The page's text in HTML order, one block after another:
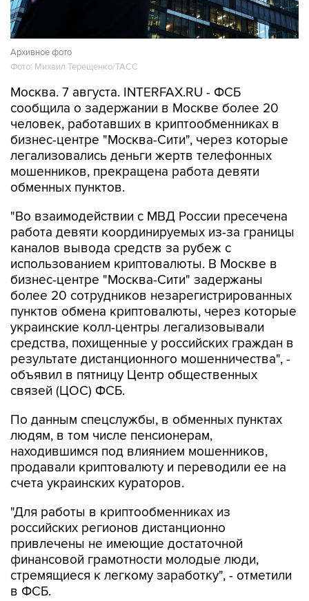
Архивное фото
Фото: Михаил Терещенко/ТАСС
Москва. 7 августа. INTERFAX.RU - ФСБ
сообщила о задержании в Москве более 20
человек, работавших в криптообменниках в
бизнес-центре "Москва-Сити", через которые
легализовались деньги жертв телефонных
мошенников, прекращена работа девяти
обменных пунктов.
"Во взаимодействии с МВД России пресечена
работа девяти координируемых из-за границы
каналов вывода средств за рубеж с
использованием криптовалюты. В Москве в
бизнес-центре "Москва-Сити" задержаны
более 20 сотрудников незарегистрированных
пунктов обмена криптовалюты, через которые
украинские колл-центры легализовывали
средства, похищенные у российских граждан в
результате дистанционного мошенничества", -
объявил в пятницу Центр общественных
связей (ЦОС) ФСБ.
По данным спецслужбы, в обменных пунктах
людям, в том числе пенсионерам,
находившимся под влиянием мошенников,
продавали криптовалюту и переводили ее на
счета украинских кураторов.
"Для работы в криптообменниках из
российских регионов дистанционно
привлечены не имеющие достаточной
финансовой грамотности молодые люди,
стремящиеся к легкому заработку", - отметили
в ФСБ.